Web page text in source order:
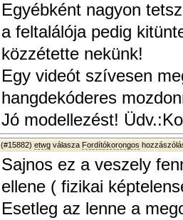
Egyébként nagyon
a feltalálója pedig
közzétette nekünk!
Egy videót szívesen
hangdekóderes
Jó modellezést!
(#15882) etwg válasza Fordítókorongos
Sajnos ez a veszely
ellene ( fizikai
Esetleg az lenne a